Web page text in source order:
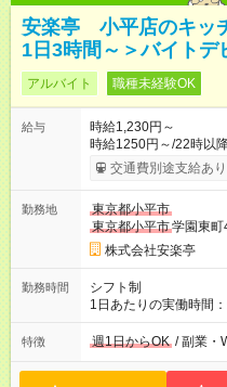
安楽亭 小平店のキッ
1日3時間～＞バイトデ
アルバイト 職種未経験OK
給与
時給1,230円～
時給1250円～/22時以降1563円 ＜土日祝時給
時給1230円 【試用期間】試用期間あり 試用期間の長さ：12ヶ
月 雇用形態、給与は
交通費別途支給あり
勤務地
東京都小平市
東京都小平市学園東町
株式会社安楽亭
勤務時間
シフト制
1日あたりの実働時間
～/短時間OK！＞ ※18歳
トは自己申告制だから
して短時間」など希望
特徴 週1日からOK / 副業・